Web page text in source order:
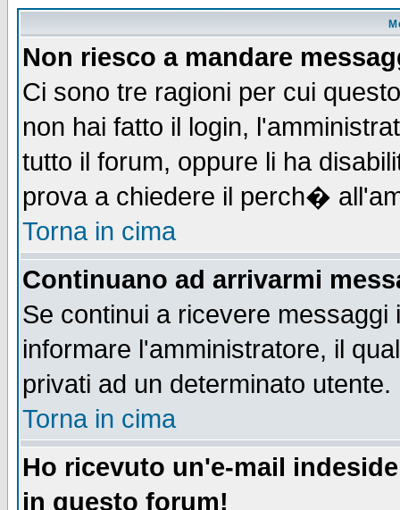
Non riesco a mandare
Ci sono tre ragioni per cui
non hai fatto il login,
tutto il forum, oppure li ha
prova a chiedere il perch�
Torna in cima
Continuano ad arrivarmi
Se continui a ricevere
informare l'amministratore, il
privati ad un determinato utente.
Torna in cima
Ho ricevuto un'e-mail
in questo forum!